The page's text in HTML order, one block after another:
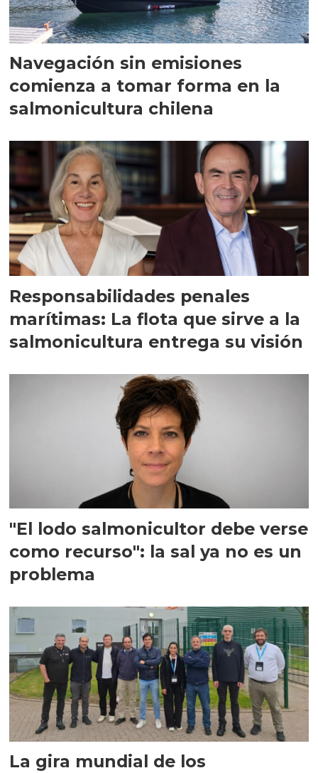
Navegación sin emisiones
comienza a tomar forma en la
salmonicultura chilena
Responsabilidades penales
marítimas: La flota que sirve a la
salmonicultura entrega su visión
"El lodo salmonicultor debe verse
como recurso": la sal ya no es un
problema
La gira mundial de los